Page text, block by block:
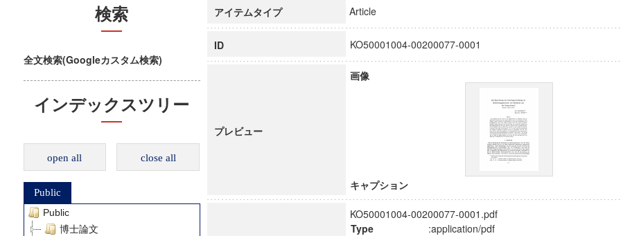
検索
全文検索(Googleカスタム検索)
インデックスツリー
open all close all
Public
Public
博士論文
アイテムタイプ Article
ID KO50001004-00200077-0001
プレビュー
画像
キャプション
KO50001004-00200077-0001.pdf
Type
:application/pdf